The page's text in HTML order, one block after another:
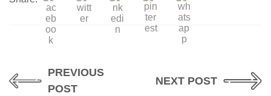
PREVIOUS
POST
NEXT POST